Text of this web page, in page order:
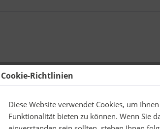
Cookie-Richtlinien
Diese Website verwendet Cookies, um
Funktionalität bieten zu können. Wenn Sie